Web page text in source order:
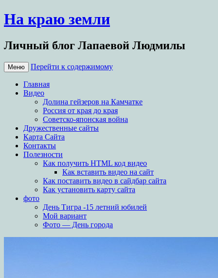
На краю земли
Личный блог Лапаевой Людмилы
Меню Перейти к содержимому
Главная
Видео
Долина гейзеров на Камчатке
Россия от края до края
Советско-японская война
Дружественные сайты
Карта Сайта
Контакты
Полезности
Как получить HTML код видео
Как вставить видео на сайт
Как поставить видео в сайдбар сайта
Как установить карту сайта
фото
День Тигра -15 летний юбилей
Мой вариант
Фото — День города